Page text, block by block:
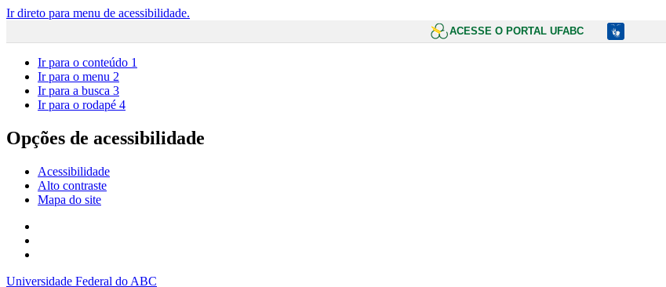
Ir direto para menu de acessibilidade.
ACESSE O PORTAL UFABC
Ir para o conteúdo 1
Ir para o menu 2
Ir para a busca 3
Ir para o rodapé 4
Opções de acessibilidade
Acessibilidade
Alto contraste
Mapa do site
Universidade Federal do ABC